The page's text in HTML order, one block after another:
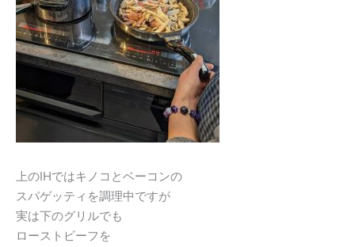
上のIHではキノコとベーコンの
スパゲッティを調理中ですが
実は下のグリルでも
ローストビーフを